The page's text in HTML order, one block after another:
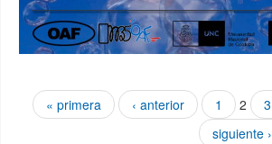
Páginas
« primera ‹ anterior 1 2 3
siguiente ›